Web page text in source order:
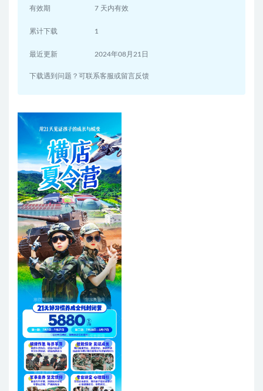
有效期 7 天内有效
累计下载 1
最近更新 2024年08月21日
下载遇到问题？可联系客服或留言反馈